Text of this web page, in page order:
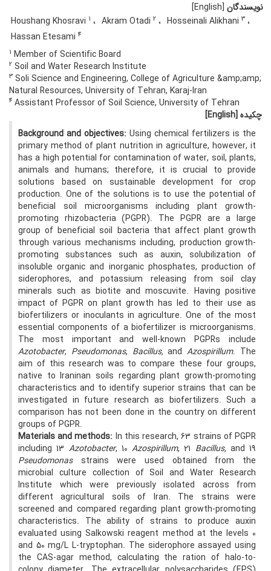
نویسندگان [English]
Houshang Khosravi 1 Akram Otadi 2 Hosseinali Alikhani 3
Hassan Etesami 4
1 Member of Scientific Board
2 Soil and Water Research Institute
3 Soli Science and Engineering, College of Agriculture &amp;amp;
Natural Resources, University of Tehran, Karaj-Iran
4 Assistant Professor of Soil Science, University of Tehran
چکیده [English]
Background and objectives: Using chemical fertilizers is the
primary method of plant nutrition in agriculture, however, it
has a high potential for contamination of water, soil, plants,
animals and humans; therefore, it is crucial to provide
solutions based on sustainable development for crop
production. One of the solutions is to use the potential of
beneficial soil microorganisms including plant growth-
promoting rhizobacteria (PGPR). The PGPR are a large
group of beneficial soil bacteria that affect plant growth
through various mechanisms including, production growth-
promoting substances such as auxin, solubilization of
insoluble organic and inorganic phosphates, production of
side­rophores, and potassium releasing from soil clay
minerals such as biotite and moscuvite. Having positive
impact of PGPR on plant growth has led to their use as
biofertilizers or inoculants in agriculture. One of the most
essential components of a biofertilizer is microorganisms.
The most important and well-known PGPRs include
Azotobacter, Pseudomonas, Bacillus,andAzospirillum. The
aim of this research was to compare these four groups,
native to Iraninan soils regarding plant growth-promoting
characteristics and to identify superior strains that can be
investigated in future research as biofertilizers. Such a
comparison has not been done in the country on different
groups of PGPR.
Materials and methods: In this research, 63 strains of PGPR
including 13 Azotobacter, 10 Azospirillum, 21 Bacillus,and 19
Pseudomonasstrains were used obtained from the
microbial culture collection of Soil and Water Research
Institute which were previously isolated across from
different agricultural soils of Iran. The strains were
screened and compared regarding plant growth-promoting
characteristics. The ability of strains to produce auxin
evaluated using Salkowski reagent method at the levels 0
and 50 mg/L L-tryptophan. The siderophore assayed using
the CAS-agar method, calculating the ration of halo-to-